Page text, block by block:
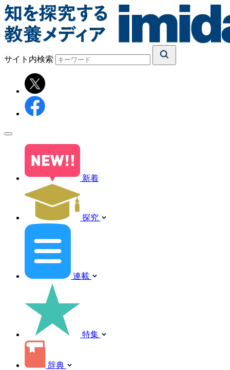
サイト内検索
新着
探究
連載
特集
辞典